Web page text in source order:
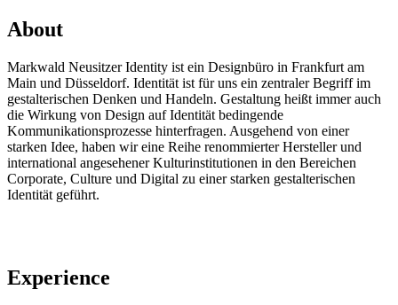
About
Markwald Neusitzer Identity ist ein Designbüro in Frankfurt am
Main und Düsseldorf. Identität ist für uns ein zentraler Begriff im
gestalterischen Denken und Handeln. Gestaltung heißt immer auch
die Wirkung von Design auf Identität bedingende
Kommunikationsprozesse hinterfragen. Ausgehend von einer
starken Idee, haben wir eine Reihe renommierter Hersteller und
international angesehener Kulturinstitutionen in den Bereichen
Corporate, Culture und Digital zu einer starken gestalterischen
Identität geführt.
Experience